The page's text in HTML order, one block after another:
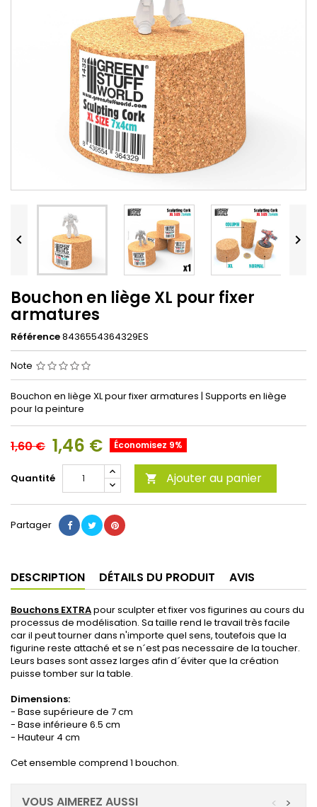
 
Bouchon en liège XL pour fixer
armatures
Référence8436554364329ES
Note
Bouchon en liège XL pour fixer armatures | Supports en liège
pour la peinture
1,60 € 1,46 € Économisez 9%
Quantité  Ajouter au panier
Partager
DESCRIPTION DÉTAILS DU PRODUIT AVIS
Bouchons EXTRApour sculpter et fixer vos figurines au cours du
processus de modélisation. Sa taille rend le travail très facile
car il peut tourner dans n'importe quel sens, toutefois que la
figurine reste attaché et se n´est pas necessaire de la toucher.
Leurs bases sont assez larges afin d´éviter que la création
puisse tomber sur la table.
Dimensions:
- Base supérieure de 7 cm
- Base inférieure 6.5 cm
- Hauteur 4 cm
Cet ensemble comprend 1 bouchon.
VOUS AIMEREZ AUSSI >
<